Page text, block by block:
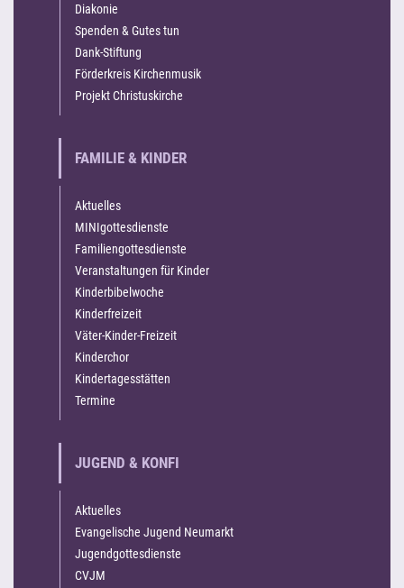
Diakonie
Spenden & Gutes tun
Dank-Stiftung
Förderkreis Kirchenmusik
Projekt Christuskirche
FAMILIE & KINDER
Aktuelles
MINIgottesdienste
Familiengottesdienste
Veranstaltungen für Kinder
Kinderbibelwoche
Kinderfreizeit
Väter-Kinder-Freizeit
Kinderchor
Kindertagesstätten
Termine
JUGEND & KONFI
Aktuelles
Evangelische Jugend Neumarkt
Jugendgottesdienste
CVJM